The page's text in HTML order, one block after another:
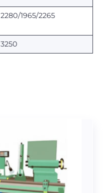
2280/1965/2265
3250